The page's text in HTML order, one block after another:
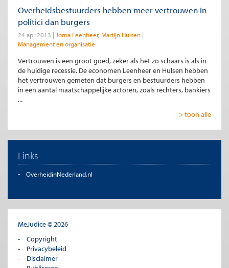
Overheidsbestuurders hebben meer vertrouwen in
politici dan burgers
24 apr 2013 Jorna Leenheer Martijn Hulsen
Management en organisatie
Vertrouwen is een groot goed, zeker als het zo schaars is als in
de huidige recessie. De economen Leenheer en Hulsen hebben
het vertrouwen gemeten dat burgers en bestuurders hebben
in een aantal maatschappelijke actoren, zoals rechters, bankiers
...
> toon alle
Links
OverheidinNederland.nl
MeJudice © 2026
Copyright
Privacybeleid
Disclaimer